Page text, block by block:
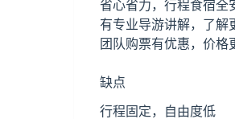
省心省力，行程食宿全
有专业导游讲解，了解
团队购票有优惠，价格
缺点
行程固定，自由度低